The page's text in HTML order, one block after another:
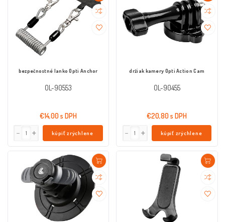
bezpečnostné lanko Opti Anchor
OL-90553
€14,00 s DPH
kúpiť zrýchlene
držiak kamery Opti Action Cam
OL-90455
€20,80 s DPH
kúpiť zrýchlene